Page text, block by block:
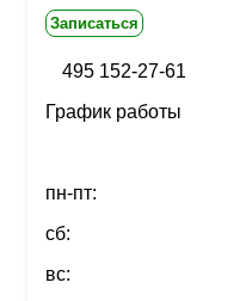
Записаться
495 152-27-61
График работы
пн-пт:
сб:
вс: